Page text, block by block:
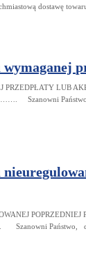
dostawę towaru
Państwo,
Państwo,